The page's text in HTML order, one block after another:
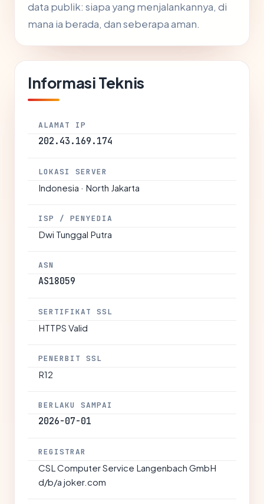
data publik: siapa yang menjalankannya, di
mana ia berada, dan seberapa aman.
Informasi Teknis
ALAMAT IP
202.43.169.174
LOKASI SERVER
Indonesia · North Jakarta
ISP / PENYEDIA
Dwi Tunggal Putra
ASN
AS18059
SERTIFIKAT SSL
HTTPS Valid
PENERBIT SSL
R12
BERLAKU SAMPAI
2026-07-01
REGISTRAR
CSL Computer Service Langenbach GmbH
d/b/a joker.com